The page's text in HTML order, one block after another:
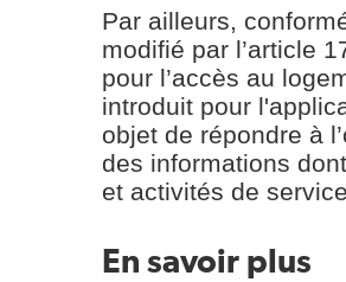
Par ailleurs,
modifié par l’article
pour l’accès au
introduit pour
objet de répondre à
des informations
et activités de
En savoir plus